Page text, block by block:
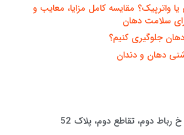
واترپیک؟ مقایسه کامل مزایا، معایب و
سلامت دهان
جلوگیری کنیم؟
دهان و دندان
رباط دوم، تقاطع دوم، پلاک 52